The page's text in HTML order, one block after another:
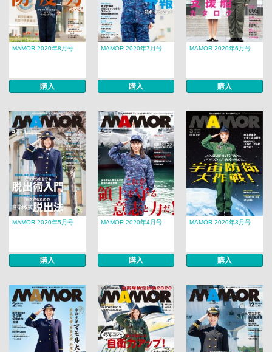
MAMOR 2020年8月号
購入
MAMOR 2020年7月号
購入
MAMOR 2020年6月号
購入
MAMOR 2020年5月号
購入
MAMOR 2020年4月号
購入
MAMOR 2020年3月号
購入